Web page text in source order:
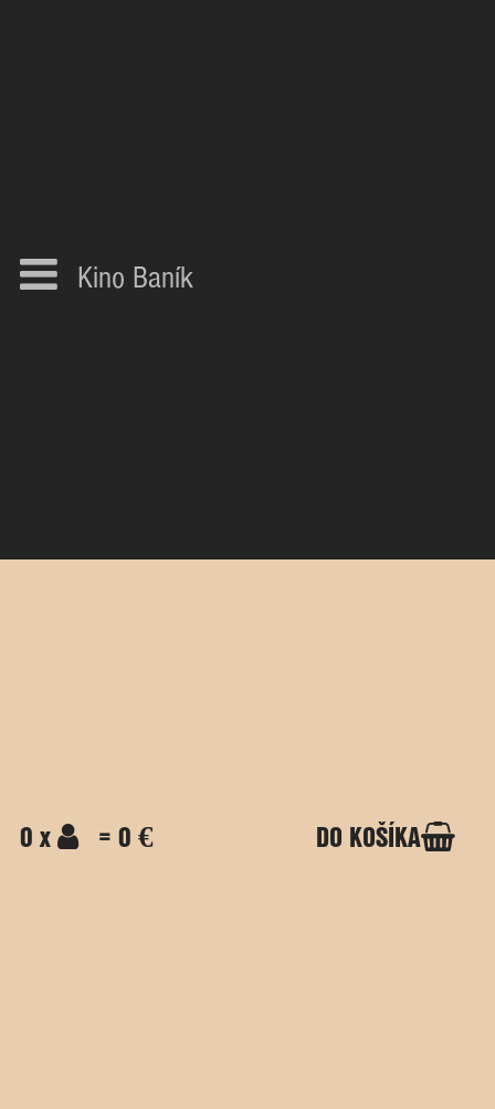
Kino Baník
0 x = 0 € DO KOŠÍKA